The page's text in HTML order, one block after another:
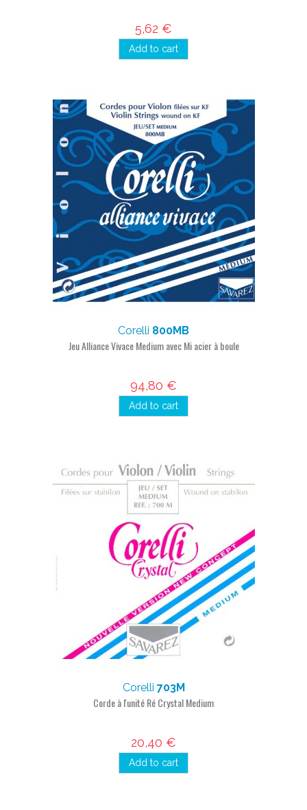
5,62 €
Add to cart
Corelli 800MB
Jeu Alliance Vivace Medium avec Mi acier à boule
94,80 €
Add to cart
Corelli 703M
Corde à l'unité Ré Crystal Medium
20,40 €
Add to cart